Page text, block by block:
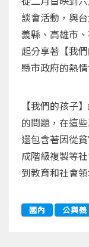
談會活動，與
義縣、高雄市
起分享著【我
縣市政府的熱
【我們的孩子
的問題，在這
還包含著因從
成階級複製等
到教育和社會
國內 公與義